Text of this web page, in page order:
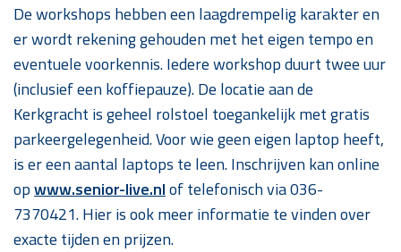
De workshops hebben een laagdrempelig karakter en
er wordt rekening gehouden met het eigen tempo en
eventuele voorkennis. Iedere workshop duurt twee uur
(inclusief een koffiepauze). De locatie aan de
Kerkgracht is geheel rolstoel toegankelijk met gratis
parkeergelegenheid. Voor wie geen eigen laptop heeft,
is er een aantal laptops te leen. Inschrijven kan online
opwww.senior-live.nlof telefonisch via 036-
7370421. Hier is ook meer informatie te vinden over
exacte tijden en prijzen.